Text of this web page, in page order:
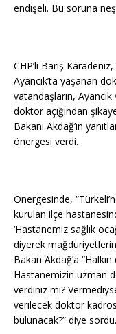
endişeli. Bu soruna
CHP’li Barış
Ayancık’ta yaşanan
vatandaşların,
doktor açığından
Bakanı Akdağ’ın
önergesi verdi.
Önergesinde,
kurulan ilçe
‘Hastanemiz sağlık
diyerek
Bakan Akdağ’a
Hastanemizin uzman
verdiniz mi?
verilecek doktor
bulunacak?” diye sordu.